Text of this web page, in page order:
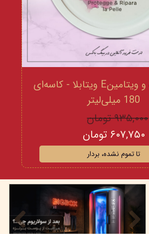
کرم آووکادو و ویتامینE ویتابلا - کاسه‌ای
180 میلی‌لیتر
۹۳۵,۰۰۰ تومان
۶۰۷,۷۵۰ تومان
تا تموم نشده، بردار